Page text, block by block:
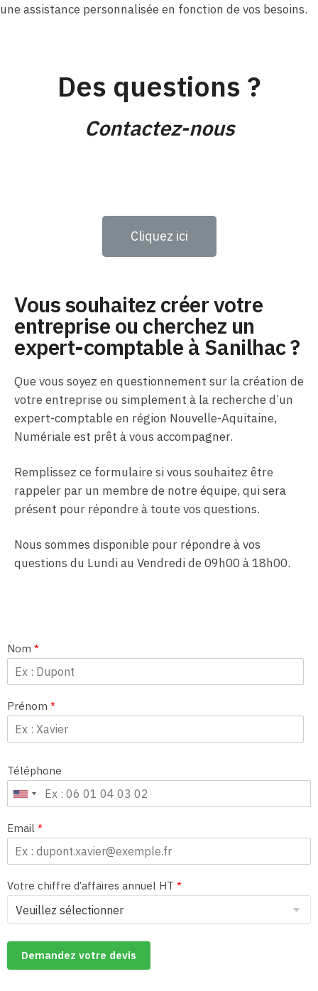
une assistance personnalisée en fonction de vos besoins.
Des questions ?
Contactez-nous
Cliquez ici
Vous souhaitez créer votre
entreprise ou cherchez un
expert-comptable à Sanilhac ?
Que vous soyez en questionnement sur la création de
votre entreprise ou simplement à la recherche d’un
expert-comptable en région Nouvelle-Aquitaine,
Numériale est prêt à vous accompagner.
Remplissez ce formulaire si vous souhaitez être
rappeler par un membre de notre équipe, qui sera
présent pour répondre à toute vos questions.
Nous sommes disponible pour répondre à vos
questions du Lundi au Vendredi de 09h00 à 18h00.
Nom *
Prénom *
Téléphone
Email *
Votre chiffre d’affaires annuel HT *
Demandez votre devis